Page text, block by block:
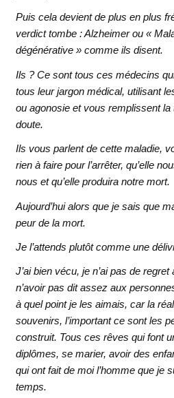
Puis cela devient de plus en plus
verdict tombe : Alzheimer ou «
dégénérative » comme ils disent.
Ils ? Ce sont tous ces médecins
tous leur jargon médical, utilisant
ou agonosie et vous remplissent la
doute.
Ils vous parlent de cette maladie,
rien à faire pour l’arrêter, qu’elle
nous et qu’elle produira notre mort.
Aujourd’hui alors que je sais que
peur de la mort.
Je l’attends plutôt comme une
J’ai bien vécu, je n’ai pas de
n’avoir pas dit assez aux
à quel point je les aimais, car la
souvenirs, l’important ce sont les
construit. Tous ces rêves qui font
diplômes, se marier, avoir des
qui ont fait de moi l’homme que je
temps.